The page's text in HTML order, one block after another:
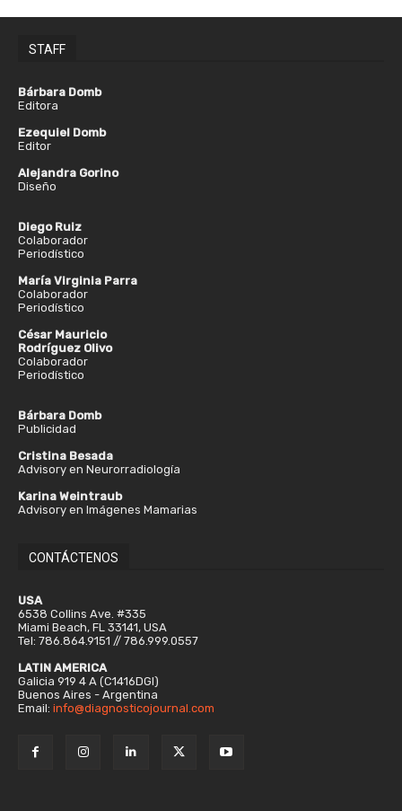
STAFF
Bárbara Domb
Editora
Ezequiel Domb
Editor
Alejandra Gorino
Diseño
Diego Ruiz
Colaborador
Periodístico
María Virginia Parra
Colaborador
Periodístico
César Mauricio
Rodríguez Olivo
Colaborador
Periodístico
Bárbara Domb
Publicidad
Cristina Besada
Advisory en Neurorradiología
Karina Weintraub
Advisory en Imágenes Mamarias
CONTÁCTENOS
USA
6538 Collins Ave. #335
Miami Beach, FL 33141, USA
Tel: 786.864.9151 // 786.999.0557
LATIN AMERICA
Galicia 919 4 A (C1416DGI)
Buenos Aires - Argentina
Email: info@diagnosticojournal.com